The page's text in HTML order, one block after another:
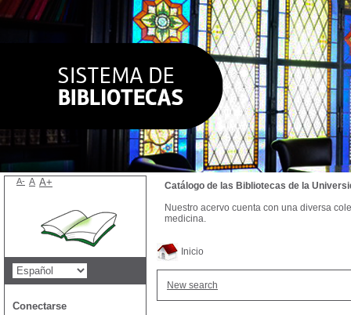
Inicio
New search
Catálogo de las Bibliotecas de la
Nuestro acervo cuenta con una diversa
medicina.
A- A A+
Conectarse